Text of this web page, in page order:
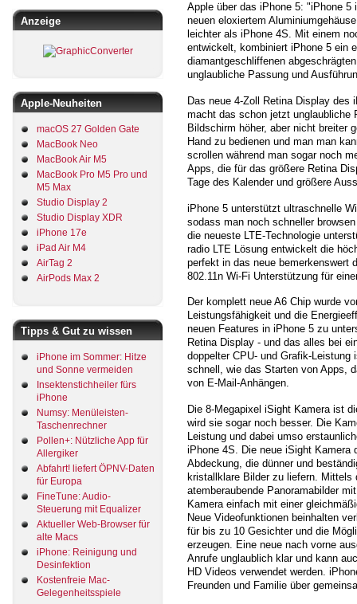
Anzeige
Apple-Neuheiten
macOS 27 Golden Gate
MacBook Neo
MacBook Air M5
MacBook Pro M5 Pro und
M5 Max
Studio Display 2
Studio Display XDR
iPhone 17e
iPad Air M4
AirTag 2
AirPods Max 2
Tipps & Gut zu wissen
iPhone im Sommer: Hitze
und Sonne vermeiden
Insektenstichheiler fürs
iPhone
Numsy: Menüleisten-
Taschenrechner
Pollen+: Nützliche App für
Allergiker
Abfahrt! liefert ÖPNV-Daten
für Europa
FineTune: Audio-
Steuerung mit Equalizer
Aktueller Web-Browser für
alte Macs
iPhone: Reinigung und
Desinfektion
Kostenfreie Mac-
Gelegenheitsspiele
Apple über das iPhone 5: "iPhone
neuen eloxiertem
leichter als iPhone 4S. Mit einem
entwickelt, kombiniert iPhone 5 ein
diamantgeschliffenen
unglaubliche Passung und
Das neue 4-Zoll Retina Display
macht das schon jetzt unglaubliche
Bildschirm höher, aber nicht breiter
Hand zu bedienen und man man
scrollen während man sogar noch
Apps, die für das größere Retina
Tage des Kalender und größere
iPhone 5 unterstützt ultraschnelle
sodass man noch schneller
die neueste LTE-Technologie
radio LTE Lösung entwickelt die
perfekt in das neue bemerkenswert
802.11n Wi-Fi Unterstützung für
Der komplett neue A6 Chip wurde
Leistungsfähigkeit und die
neuen Features in iPhone 5 zu
Retina Display - und das alles bei
doppelter CPU- und Grafik-
schnell, wie das Starten von Apps,
von E-Mail-Anhängen.
Die 8-Megapixel iSight Kamera ist
wird sie sogar noch besser. Die
Leistung und dabei umso
iPhone 4S. Die neue iSight Kamera
Abdeckung, die dünner und
kristallklare Bilder zu liefern. Mittels
atemberaubende Panoramabilder
Kamera einfach mit einer
Neue Videofunktionen beinhalten
für bis zu 10 Gesichter und die
erzeugen. Eine neue nach vorne
Anrufe unglaublich klar und kann
HD Videos verwendet werden.
Freunden und Familie über